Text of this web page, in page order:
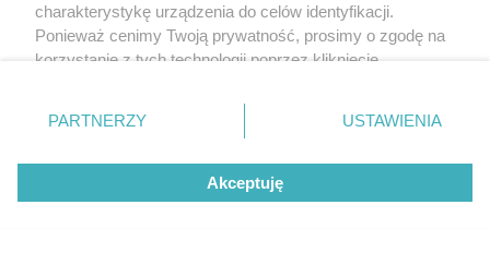
charakterystykę urządzenia do celów identyfikacji.
Ponieważ cenimy Twoją prywatność, prosimy o zgodę na
korzystanie z tych technologii poprzez kliknięcie
zmienić/wycofać klikając przycisk ustawień prywatności
znajdujący się w lewym dolnym rogu strony
rodzaje przetwarzania danych nie wymagają zgody
użytkownika, ale masz prawo sprzeciwić się takiemu
przetwarzaniu. Preferencje będą miały zastosowanie tylko
PARTNERZY USTAWIENIA
Akceptuję